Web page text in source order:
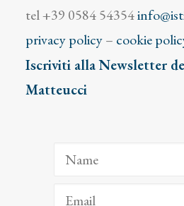
tel +39 0584 54354
privacy policy– cookie
Iscriviti alla Newsletter
Matteucci